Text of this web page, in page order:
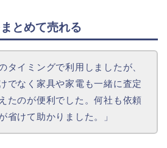
とめて売れる
タイミングで利用しましたが、
でなく家具や家電も一緒に査定
たのが便利でした。何社も依頼
省けて助かりました。」